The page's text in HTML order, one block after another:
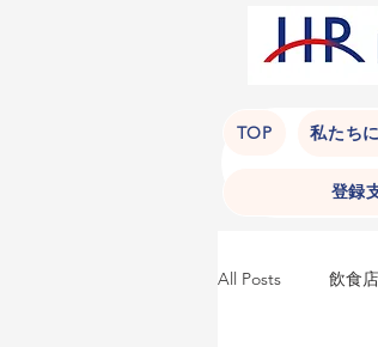
TOP 私たち
登録
All Posts 飲食